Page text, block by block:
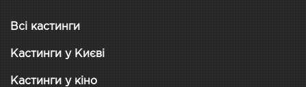
Всі кастинги
Кастинги у Києві
Кастинги у кіно